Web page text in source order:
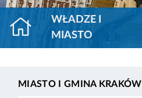
WŁADZE I
MIASTO
MIASTO I GMINA KRAKÓW